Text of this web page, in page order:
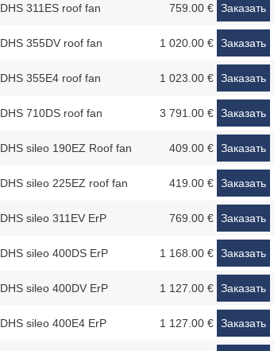
DHS 311ES roof fan 759.00 € Заказать
DHS 355DV roof fan 1 020.00 € Заказать
DHS 355E4 roof fan 1 023.00 € Заказать
DHS 710DS roof fan 3 791.00 € Заказать
DHS sileo 190EZ Roof fan 409.00 € Заказать
DHS sileo 225EZ roof fan 419.00 € Заказать
DHS sileo 311EV ErP 769.00 € Заказать
DHS sileo 400DS ErP 1 168.00 € Заказать
DHS sileo 400DV ErP 1 127.00 € Заказать
DHS sileo 400E4 ErP 1 127.00 € Заказать